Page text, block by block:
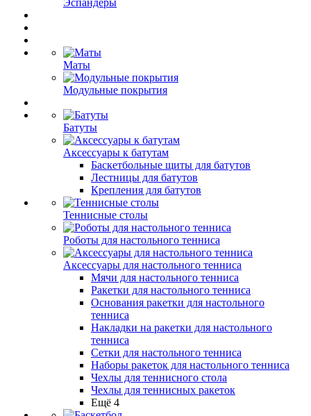
Эспандеры
Маты
Модульные покрытия
Батуты
Аксессуары к батутам
Баскетбольные щиты для батутов
Лестницы для батутов
Крепления для батутов
Теннисные столы
Роботы для настольного тенниса
Аксессуары для настольного тенниса
Мячи для настольного тенниса
Ракетки для настольного тенниса
Основания ракетки для настольного
тенниса
Накладки на ракетки для настольного
тенниса
Сетки для настольного тенниса
Наборы ракеток для настольного тенниса
Чехлы для теннисного стола
Чехлы для теннисных ракеток
Ещё 4